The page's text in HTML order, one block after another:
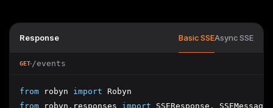
Response Basic SSEAsync SSE
GET /events
from robyn import Robyn
from robyn . responses import SSEResponse ,
SSEMessage